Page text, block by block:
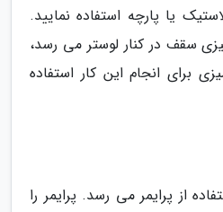
یا پارچه استفاده نمایید.
سقف در کنار لوستر می رسد،
برای انجام این کار استفاده
از پرایمر می رسد. پرایمر را